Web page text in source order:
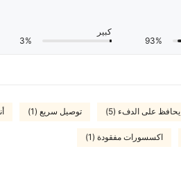
93%
كبير
3%
يحافظ على الدفء (5) توصيل سريع (1)
اكسسورات مفقودة (1)